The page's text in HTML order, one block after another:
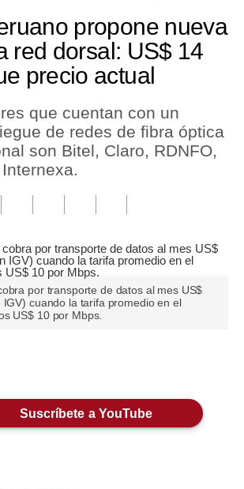
propone nueva
red dorsal: US$ 14
precio actual
que cuentan con un
de redes de fibra óptica
son Bitel, Claro, RDNFO,
por transporte de datos al mes US$
IGV) cuando la tarifa promedio en el
US$ 10 por Mbps.
Suscríbete a YouTube